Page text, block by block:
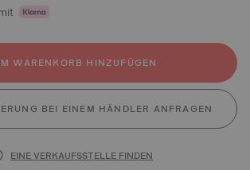
WARENKORB HINZUFÜGEN
BEI EINEM HÄNDLER ANFRAGEN
EINE VERKAUFSSTELLE FINDEN